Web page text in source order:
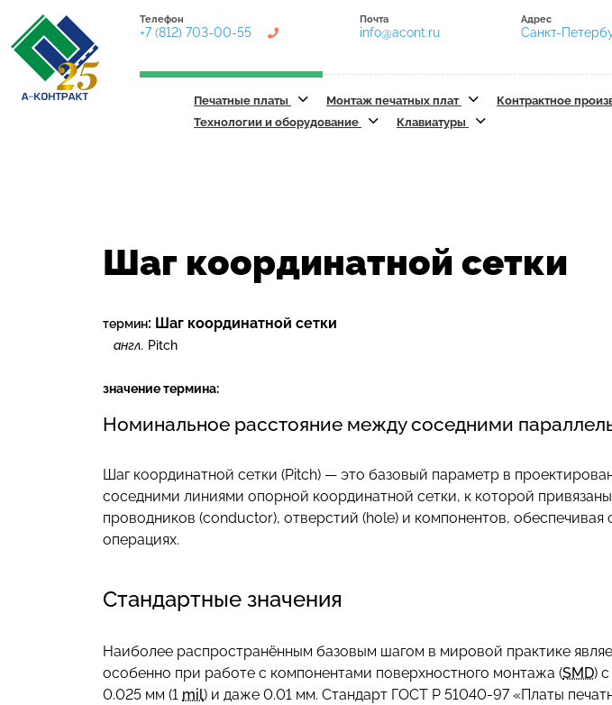
Телефон
+7 (812) 703-00-55
Почта
info@acont.ru
Адрес
Санкт-
Печатные платы Монтаж печатных плат Контрактное
Технологии и оборудование
Клавиатуры
Шаг координатной сетки
термин: Шаг координатной сетки
англ. Pitch
значение термина:
Номинальное расстояние между соседними
Шаг координатной сетки (Pitch) — это базовый параметр в
соседними линиями опорной координатной сетки, к которой
проводников (conductor), отверстий (hole) и компонентов,
операциях.
Стандартные значения
Наиболее распространённым базовым шагом в мировой практике
особенно при работе с компонентами поверхностного монтажа (SMD)
0.025 мм (1 mil) и даже 0.01 мм. Стандарт ГОСТ Р 51040-97 «Платы